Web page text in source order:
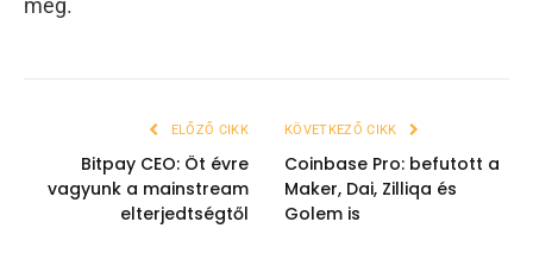
meg.
ELŐZŐ CIKK
Bitpay CEO: Öt évre
vagyunk a mainstream
elterjedtségtől
KÖVETKEZŐ CIKK
Coinbase Pro: befutott a
Maker, Dai, Zilliqa és
Golem is